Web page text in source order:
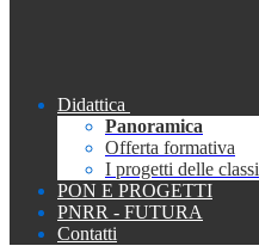
Didattica
Panoramica
Offerta formativa
I progetti delle classi
PON E PROGETTI
PNRR - FUTURA
Contatti